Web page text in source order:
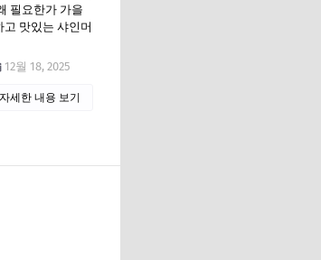
필요한가 가을
고 맛있는 샤인머
12월 18, 2025
자세한 내용 보기